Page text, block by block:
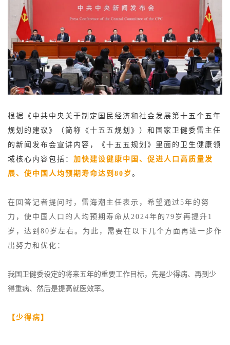
根据《中共中央关于制定国民经济和社会发展第十五个五年
规划的建议》（简称《十五五规划》）和国家卫健委雷主任
的新闻发布会宣讲内容，《十五五规划》里面的卫生健康领
域核心内容包括： 加快建设健康中国、促进人口高质量发
展、使中国人均预期寿命达到80岁 。
在回答记者提问时，雷海潮主任表示，希望通过5年的努
力，使中国人口的人均预期寿命从2024年的79岁再提升1
岁，达到80岁左右。为此，需要在以下几个方面再进一步作
出努力和优化：
我国卫健委设定的将来五年的重要工作目标，先是少得病、再到少
得重病、然后是提高就医效率。
【少得病】